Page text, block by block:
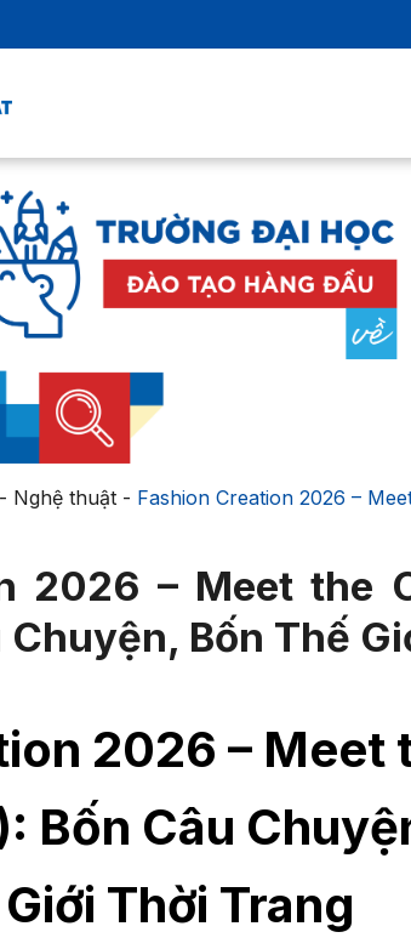
Nghệ thuật- Fashion Creation 2026 –
2026 – Meet the
Bốn Thế
2026 – Meet
Bốn Câu
Giới Thời Trang